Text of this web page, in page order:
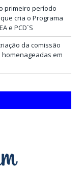
primeiro período
cria o Programa
e PCD`S
da comissão
em